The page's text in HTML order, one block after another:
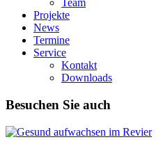
Team
Projekte
News
Termine
Service
Kontakt
Downloads
Besuchen Sie auch